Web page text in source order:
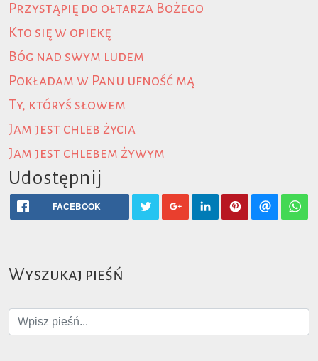
Przystąpię do ołtarza Bożego
Kto się w opiekę
Bóg nad swym ludem
Pokładam w Panu ufność mą
Ty, któryś słowem
Jam jest chleb życia
Jam jest chlebem żywym
Udostępnij
FACEBOOK
Wyszukaj pieśń